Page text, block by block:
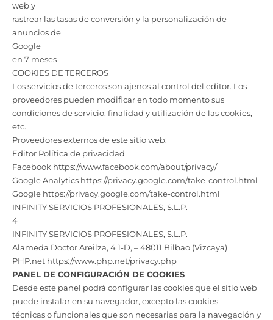
web y
rastrear las tasas de conversión y la personalización de
anuncios de
Google
en 7 meses
COOKIES DE TERCEROS
Los servicios de terceros son ajenos al control del editor. Los
proveedores pueden modificar en todo momento sus
condiciones de servicio, finalidad y utilización de las cookies,
etc.
Proveedores externos de este sitio web:
Editor Política de privacidad
Facebook https://www.facebook.com/about/privacy/
Google Analytics https://privacy.google.com/take-control.html
Google https://privacy.google.com/take-control.html
INFINITY SERVICIOS PROFESIONALES, S.L.P.
4
INFINITY SERVICIOS PROFESIONALES, S.L.P.
Alameda Doctor Areilza, 4 1-D, – 48011 Bilbao (Vizcaya)
PHP.net https://www.php.net/privacy.php
PANEL DE CONFIGURACIÓN DE COOKIES
Desde este panel podrá configurar las cookies que el sitio web
puede instalar en su navegador, excepto las cookies
técnicas o funcionales que son necesarias para la navegación y